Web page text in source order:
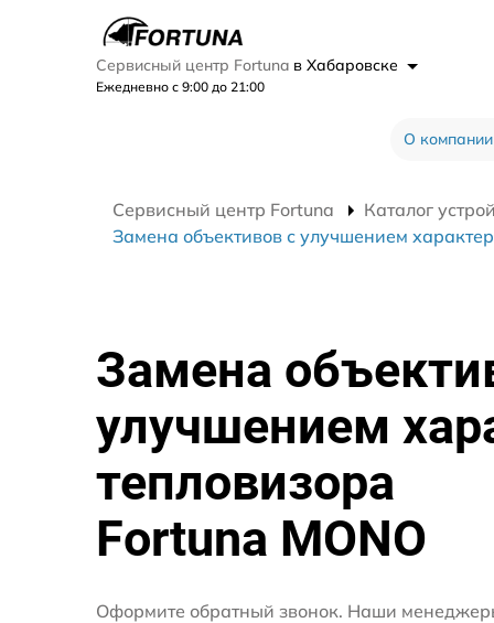
Сервисный центр Fortuna в Хабаровске
Ежедневно с 9:00 до 21:00
О компании
Сервисный центр Fortuna Каталог
Замена объективов с улучшением
Замена
улучшением
тепловизора
Fortuna MONO
Оформите обратный звонок. Наши